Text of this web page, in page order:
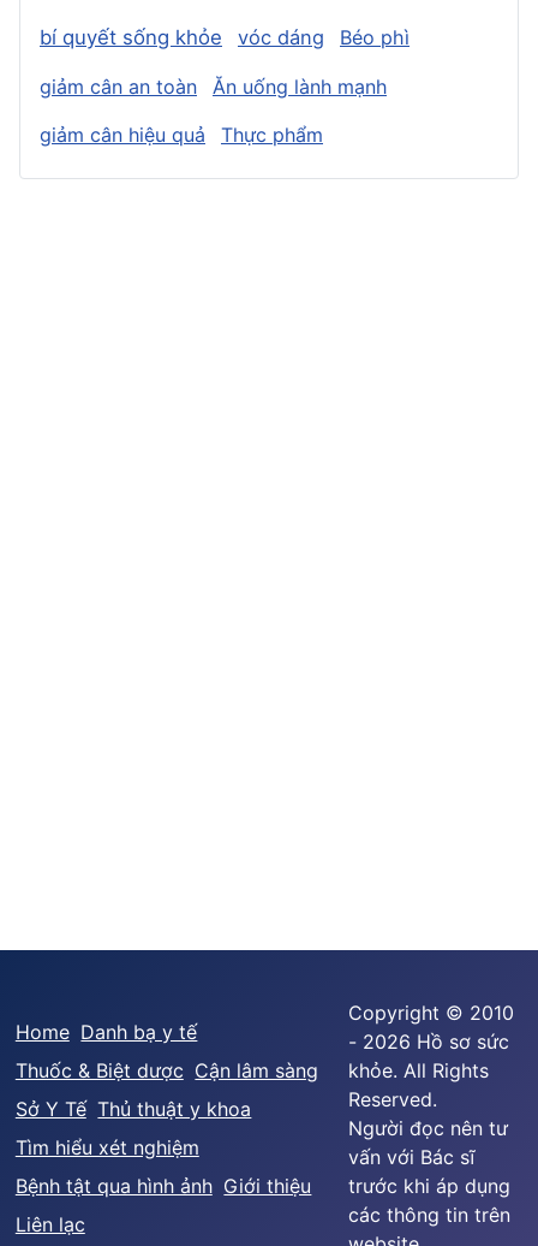
bí quyết sống khỏe vóc dáng Béo phì
giảm cân an toàn
Ăn uống lành mạnh
giảm cân hiệu quả
Thực phẩm
Home Danh bạ y tế
Thuốc & Biệt dược Cận lâm sàng
Sở Y Tế Thủ thuật y khoa
Tìm hiểu xét nghiệm
Bệnh tật qua hình ảnh Giới thiệu
Liên lạc
Copyright © 2010
- 2026 Hồ sơ sức
khỏe. All Rights
Reserved.
Người đọc nên tư
vấn với Bác sĩ
trước khi áp dụng
các thông tin trên